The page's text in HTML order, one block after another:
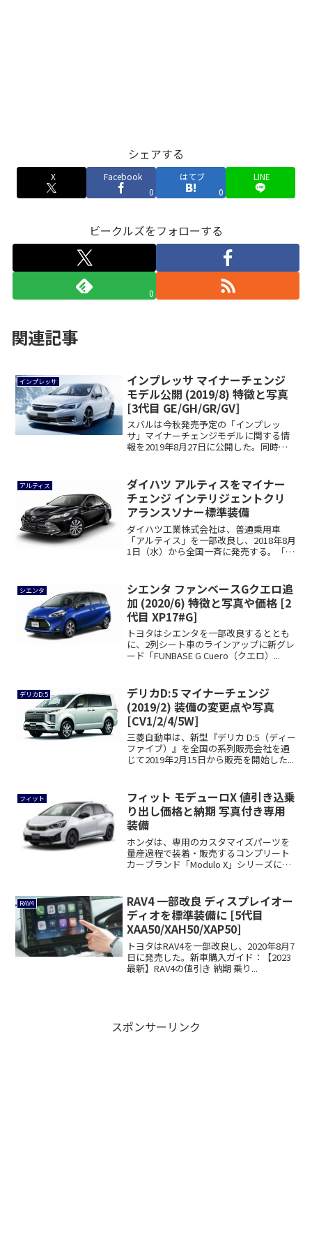
シェアする
X
Facebook
0
はてブ
0
LINE
ビークルズをフォローする
0
関連記事
インプレッサ
インプレッサ マイナーチェンジ
モデル公開 (2019/8) 特徴と写真
[3代目 GE/GH/GR/GV]
スバルは今秋発売予定の「インプレッ
サ」マイナーチェンジモデルに関する情
報を2019年8月27日に公開した。同時に
アルティス
ダイハツ アルティスをマイナー
チェンジ インテリジェントクリ
アランスソナー標準装備
ダイハツ工業株式会社は、普通乗用車
「アルティス」を一部改良し、2018年8月
1日（水）から全国一斉に発売する。「ア
シエンタ
シエンタ ファンベースGクエロ追
加 (2020/6) 特徴と写真や価格 [2
代目 XP17#G]
トヨタはシエンタを一部改良するととも
に、2列シート車のラインアップに新グレ
ード「FUNBASE G Cuero（クエロ）...
デリカD:5
デリカD:5 マイナーチェンジ
(2019/2) 装備の変更点や写真
[CV1/2/4/5W]
三菱自動車は、新型『デリカ D:5（ディー
ファイブ）』を全国の系列販売会社を通
じて2019年2月15日から販売を開始した...
フィット
フィット モデューロX 値引き込乗
り出し価格と納期 写真付き専用
装備
ホンダは、専用のカスタマイズパーツを
量産過程で装着・販売するコンプリート
カーブランド「Modulo X」シリーズに
RAV4
RAV4 一部改良 ディスプレイオー
ディオを標準装備に [5代目
XAA50/XAH50/XAP50]
トヨタはRAV4を一部改良し、2020年8月7
日に発売した。新車購入ガイド：【2023
最新】RAV4の値引き 納期 乗り...
スポンサーリンク